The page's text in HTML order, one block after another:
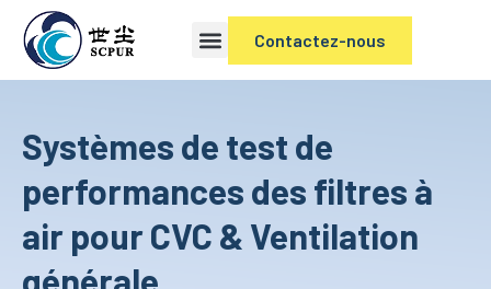
Contactez-nous
Systèmes de test de
performances des filtres à
air pour CVC & Ventilation
générale